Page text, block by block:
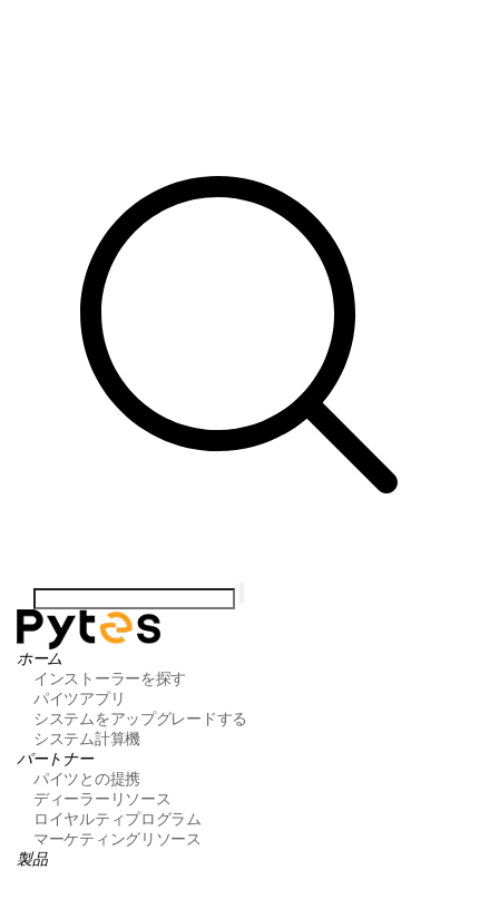
ホーム
インストーラーを探す
パイツアプリ
システムをアップグレードする
システム計算機
パートナー
パイツとの提携
ディーラーリソース
ロイヤルティプログラム
マーケティングリソース
製品